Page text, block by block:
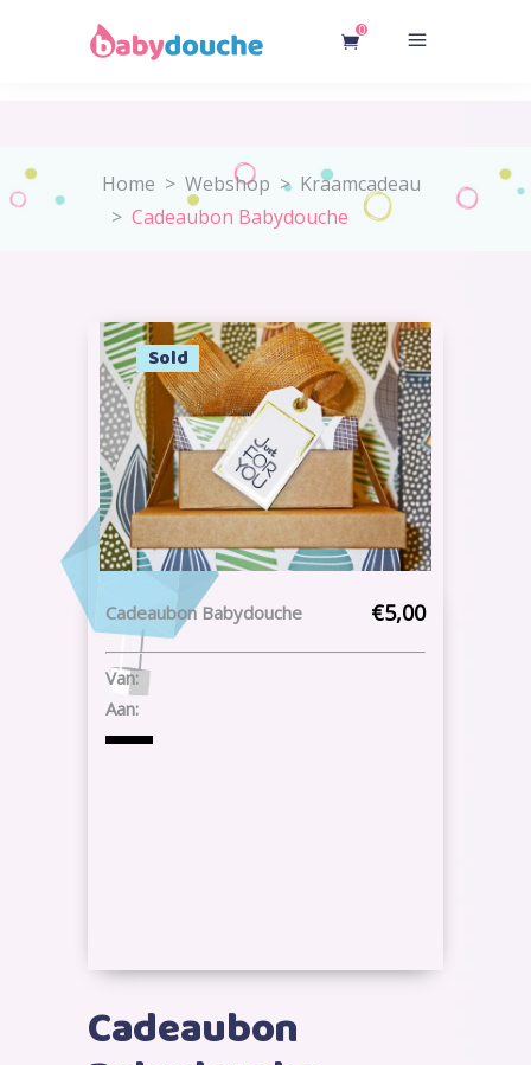
0
Home > Webshop > Kraamcadeau
> Cadeaubon Babydouche
Cadeaubon Babydouche €5,00
Van:
Aan:
Sold
Cadeaubon